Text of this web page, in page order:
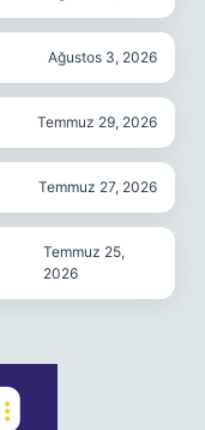
Ağustos 3, 2026
Temmuz 29, 2026
Temmuz 27, 2026
Temmuz 25,
2026